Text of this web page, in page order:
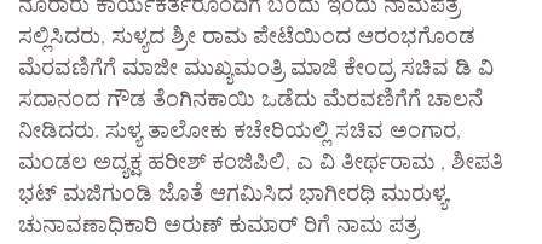
ನೂರಾರು ಕಾರ್ಯಕರ್ತರೊಂದಿಗೆ ಬಂದು ಇಂದು ನಾಮಪತ್ರ
ಸಲ್ಲಿಸಿದರು, ಸುಳ್ಯದ ಶ್ರೀ ರಾಮ ಪೇಟೆಯಿಂದ ಆರಂಭಗೊಂಡ
ಮೆರವಣಿಗೆಗೆ ಮಾಜೀ ಮುಖ್ಯಮಂತ್ರಿ ಮಾಜಿ ಕೇಂದ್ರ ಸಚಿವ ಡಿ ವಿ
ಸದಾನಂದ ಗೌಡ ತೆಂಗಿನಕಾಯಿ ಒಡೆದು ಮೆರವಣಿಗೆಗೆ ಚಾಲನೆ
ನೀಡಿದರು. ಸುಳ್ಯ ತಾಲೋಕು ಕಚೇರಿಯಲ್ಲಿ ಸಚಿವ ಅಂಗಾರ,
ಮಂಡಲ ಅದ್ಯಕ್ಷ ಹರೀಶ್ ಕಂಜಿಪಿಲಿ, ಎ ವಿ ತೀರ್ಥರಾಮ , ಶೀಪತಿ
ಭಟ್ ಮಜಿಗುಂಡಿ ಜೊತೆ ಆಗಮಿಸಿದ ಭಾಗೀರಥಿ ಮುರುಳ್ಯ,
ಚುನಾವಣಾಧಿಕಾರಿ ಅರುಣ್ ಕುಮಾರ್ ರಿಗೆ ನಾಮ ಪತ್ರ